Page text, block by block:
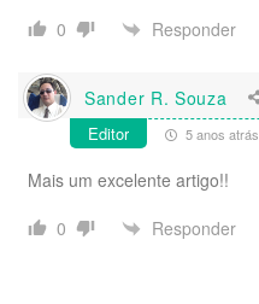
0
Responder
Sander R. Souza
Editor 5 anos atrás
Mais um excelente artigo!!
0
Responder